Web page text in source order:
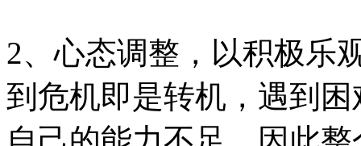
2、心态调整，以积极乐
到危机即是转机，遇到